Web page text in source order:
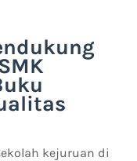
kejuruan di